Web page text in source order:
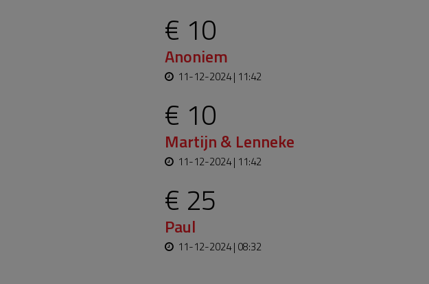
€ 10
Anoniem
11-12-2024 | 11:42
€ 10
Martijn & Lenneke
11-12-2024 | 11:42
€ 25
Paul
11-12-2024 | 08:32